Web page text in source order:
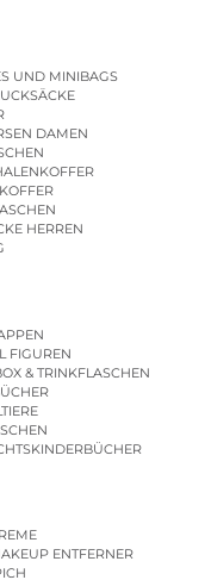
UND MINIBAGS
DAMEN
HERREN
FIGUREN
& TRINKFLASCHEN
ENTFERNER